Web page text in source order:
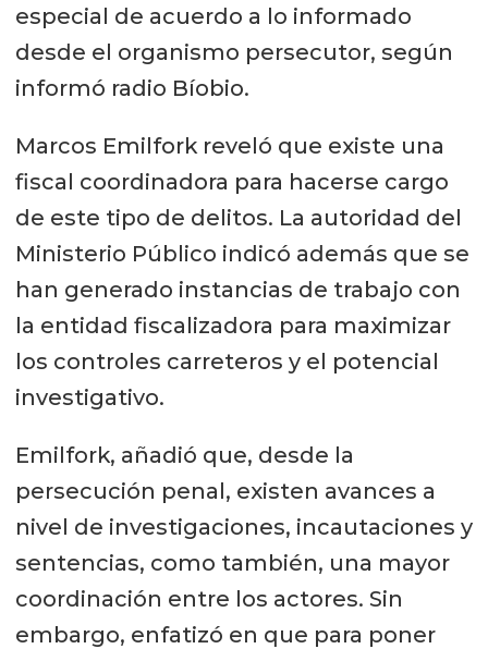
especial de acuerdo a lo informado
desde el organismo persecutor, según
informó radio Bíobio.
Marcos Emilfork reveló que existe una
fiscal coordinadora para hacerse cargo
de este tipo de delitos. La autoridad del
Ministerio Público indicó además que se
han generado instancias de trabajo con
la entidad fiscalizadora para maximizar
los controles carreteros y el potencial
investigativo.
Emilfork, añadió que, desde la
persecución penal, existen avances a
nivel de investigaciones, incautaciones y
sentencias, como también, una mayor
coordinación entre los actores. Sin
embargo, enfatizó en que para poner